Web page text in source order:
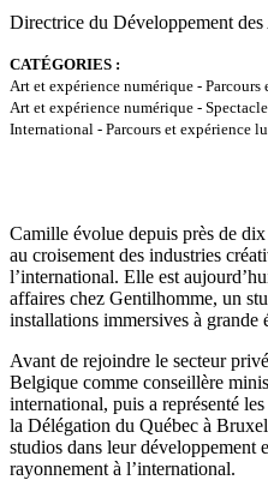
Directrice du Développement
CATÉGORIES :
Art et expérience numérique -
Art et expérience numérique -
International - Parcours et expérience
Camille évolue depuis près de
au croisement des industries
l’international. Elle est
affaires chez Gentilhomme, un
installations immersives à grande
Avant de rejoindre le secteur
Belgique comme conseillère
international, puis a représenté
la Délégation du Québec à
studios dans leur développement
rayonnement à l’international.